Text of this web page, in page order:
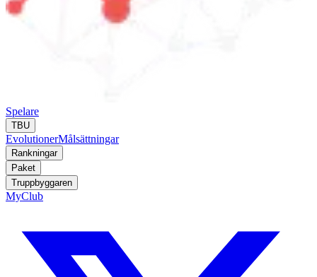
Spelare
TBU
EvolutionerMålsättningar
Rankningar
Paket
Truppbyggaren
MyClub